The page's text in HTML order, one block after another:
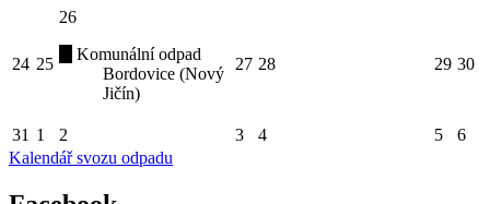
24 25
26
Komunální odpad
Bordovice (Nový
Jičín)
27 28 29 30
31 1 2 3 4 5
6
Kalendář svozu odpadu